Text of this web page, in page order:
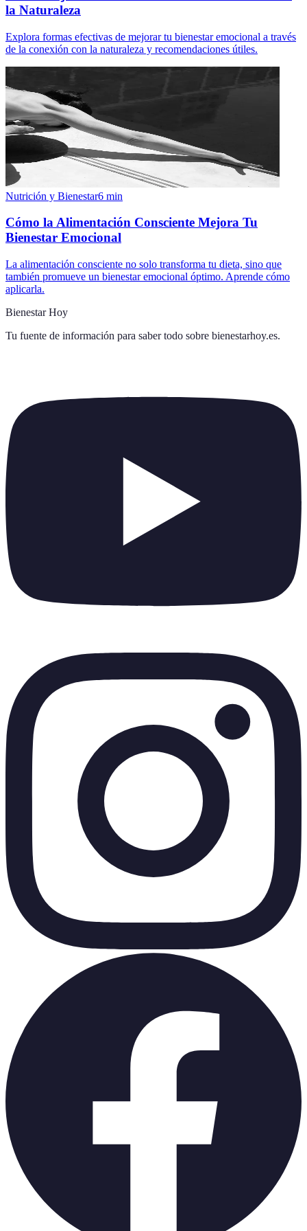
la Naturaleza
Explora formas efectivas de mejorar tu bienestar emocional a través
de la conexión con la naturaleza y recomendaciones útiles.
Nutrición y Bienestar6 min
Cómo la Alimentación Consciente Mejora Tu
Bienestar Emocional
La alimentación consciente no solo transforma tu dieta, sino que
también promueve un bienestar emocional óptimo. Aprende cómo
aplicarla.
Bienestar Hoy
Tu fuente de información para saber todo sobre bienestarhoy.es.